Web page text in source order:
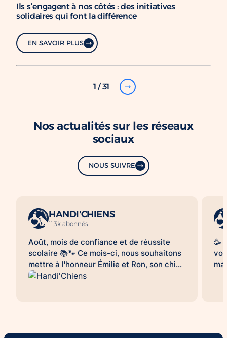
Ils s’engagent à nos côtés : des initiatives
solidaires qui font la différence
EN SAVOIR PLUS
1 / 31
Nos actualités sur les réseaux
sociaux
NOUS SUIVRE
HANDI'CHIENS
11.3k abonnés
Août, mois de confiance et de réussite
scolaire 📚🐾 Ce mois-ci, nous souhaitons
mettre à l'honneur Émilie et Ron, son chien
d'assistance à la réussite scolaire
confiance et d'apaisement. Sa présence
🥳